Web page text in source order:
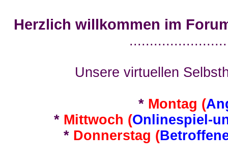
Herzlich willkommen im
Unsere virtuellen
* Montag (
* Mittwoch (Onlinespiel-
* Donnerstag (